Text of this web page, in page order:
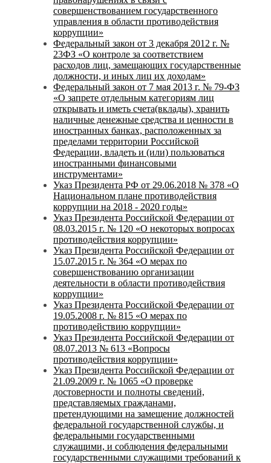
совершенствованием государственного
управления в области противодействия
коррупции»
Федеральный закон от 3 декабря 2012 г. №
23ФЗ «О контроле за соответствием
расходов лиц, замещающих государственные
должности, и иных лиц их доходам»
Федеральный закон от 7 мая 2013 г. № 79-ФЗ
«О запрете отдельным категориям лиц
открывать и иметь счета(вклады), хранить
наличные денежные средства и ценности в
иностранных банках, расположенных за
пределами территории Российской
Федерации, владеть и (или) пользоваться
иностранными финансовыми
инструментами»
Указ Президента РФ от 29.06.2018 № 378 «О
Национальном плане противодействия
коррупции на 2018 - 2020 годы»
Указ Президента Российской Федерации от
08.03.2015 г. № 120 «О некоторых вопросах
противодействия коррупции»
Указ Президента Российской Федерации от
15.07.2015 г. № 364 «О мерах по
совершенствованию организации
деятельности в области противодействия
коррупции»
Указ Президента Российской Федерации от
19.05.2008 г. № 815 «О мерах по
противодействию коррупции»
Указ Президента Российской Федерации от
08.07.2013 № 613 «Вопросы
противодействия коррупции»
Указ Президента Российской Федерации от
21.09.2009 г. № 1065 «О проверке
достоверности и полноты сведений,
представляемых гражданами,
претендующими на замещение должностей
федеральной государственной службы, и
федеральными государственными
служащими, и соблюдения федеральными
государственными служащими требований к